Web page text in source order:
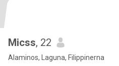
Micss, 22
Alaminos, Laguna, Filippinerna